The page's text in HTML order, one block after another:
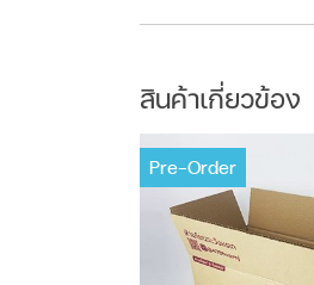
สินค้าเกี่ยวข้อง
Pre-Order